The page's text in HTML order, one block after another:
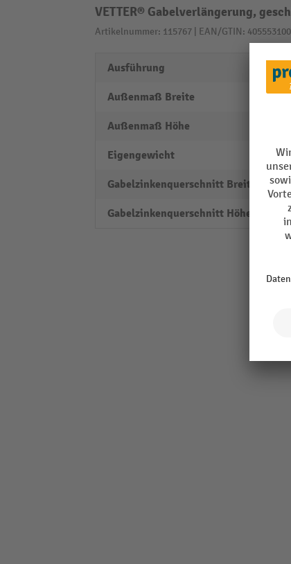
VETTER® Gabelverlängerung,
Artikelnummer: 115767 | EAN/GTIN:
Ausführung
Außenmaß Breite
Außenmaß Höhe
Eigengewicht
Gabelzinkenquerschnitt Breite
Gabelzinkenquerschnitt Höhe